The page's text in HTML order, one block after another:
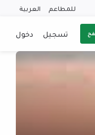
للمطاعم العربية
تسجيل دخول